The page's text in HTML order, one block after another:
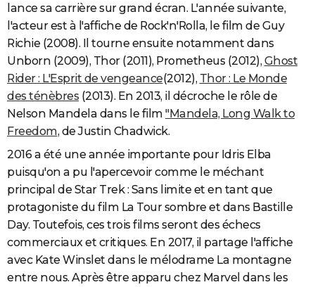
lance sa carrière sur grand écran. L'année suivante,
l'acteur est à l'affiche de Rock'n'Rolla, le film de Guy
Richie (2008). Il tourne ensuite notamment dans
Unborn (2009), Thor (2011), Prometheus (2012), Ghost
Rider : L'Esprit de vengeance(2012), Thor : Le Monde
des ténèbres (2013). En 2013, il décroche le rôle de
Nelson Mandela dans le film "Mandela, Long Walk to
Freedom, de Justin Chadwick.
2016 a été une année importante pour Idris Elba
puisqu'on a pu l'apercevoir comme le méchant
principal de Star Trek : Sans limite et en tant que
protagoniste du film La Tour sombre et dans Bastille
Day. Toutefois, ces trois films seront des échecs
commerciaux et critiques. En 2017, il partage l'affiche
avec Kate Winslet dans le mélodrame La montagne
entre nous. Après être apparu chez Marvel dans les